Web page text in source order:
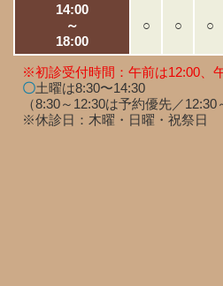
14:00
～
18:00
○ ○ ○
※初診受付時間：午前は12:00、
〇土曜は8:30〜14:30
（8:30～12:30は予約優先／12:30
※休診日：木曜・日曜・祝祭日